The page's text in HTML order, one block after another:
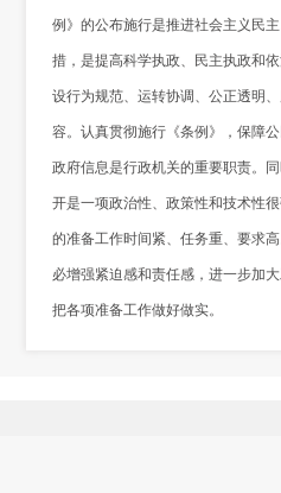
例》的公布施行是推进社会主义民
措，是提高科学执政、民主执政和
设行为规范、运转协调、公正透明
容。认真贯彻施行《条例》，保障
政府信息是行政机关的重要职责。
开是一项政治性、政策性和技术性
的准备工作时间紧、任务重、要求
必增强紧迫感和责任感，进一步加
把各项准备工作做好做实。